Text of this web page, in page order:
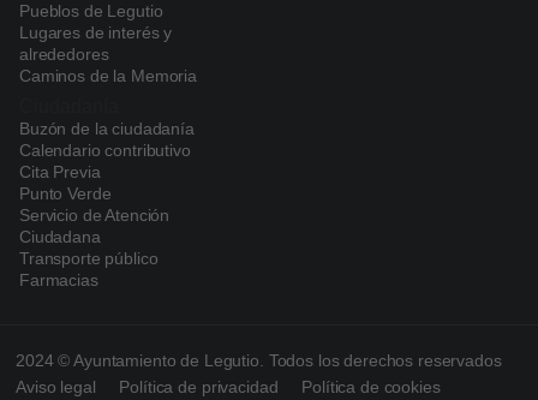
Pueblos de Legutio
Lugares de interés y
alrededores
Caminos de la Memoria
Buzón de la ciudadanía
Calendario contributivo
Cita Previa
Punto Verde
Servicio de Atención
Ciudadana
Transporte público
Farmacias
2024 © Ayuntamiento de Legutio. Todos los derechos reservados
Aviso legal Política de privacidad Política de cookies